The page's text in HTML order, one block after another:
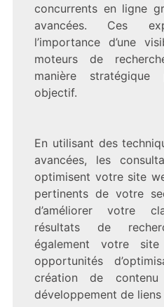
concurrents en ligne
avancées. Ces
l’importance d’une
moteurs de
manière
objectif.
En utilisant des
avancées, les
optimisent votre site
pertinents de votre
d’améliorer votre
résultats de
également votre
opportunités
création de
développement de